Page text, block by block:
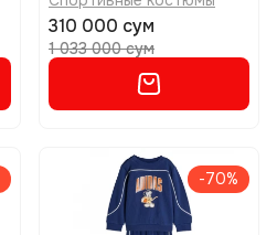
310 000 сум
1 033 000 сум
-70%